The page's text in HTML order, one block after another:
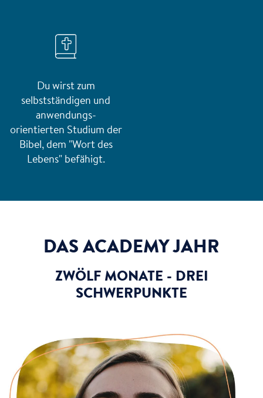
Du wirst zum
selbstständigen und
anwendungs-
orientierten Studium der
Bibel, dem "Wort des
Lebens" befähigt.
DAS ACADEMY JAHR
ZWÖLF MONATE - DREI
SCHWERPUNKTE